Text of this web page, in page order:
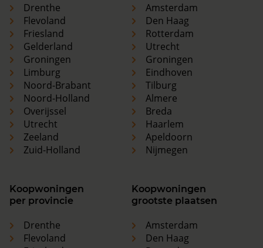
Drenthe
Flevoland
Friesland
Gelderland
Groningen
Limburg
Noord-Brabant
Noord-Holland
Overijssel
Utrecht
Zeeland
Zuid-Holland
Amsterdam
Den Haag
Rotterdam
Utrecht
Groningen
Eindhoven
Tilburg
Almere
Breda
Haarlem
Apeldoorn
Nijmegen
Koopwoningen
per provincie
Drenthe
Flevoland
Koopwoningen
grootste plaatsen
Amsterdam
Den Haag